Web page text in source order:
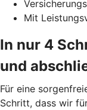
Mit
In nur 4
und
Für eine
Schritt, dass wir